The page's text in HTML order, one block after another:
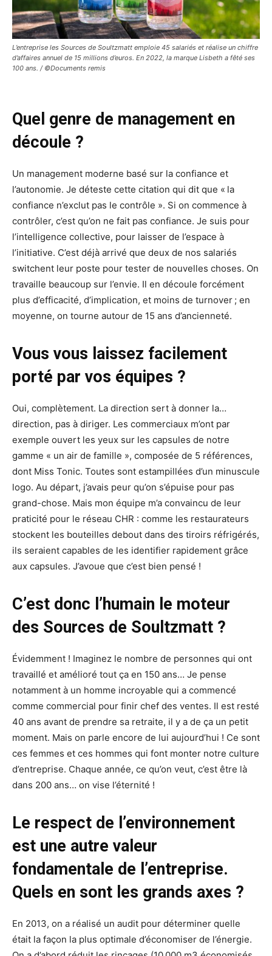
L’entreprise les Sources de Soultzmatt emploie 45 salariés et réalise un chiffre
d’affaires annuel de 15 millions d’euros. En 2022, la marque Lisbeth a fêté ses
100 ans. / ©Documents remis
Quel genre de management en
découle ?
Un management moderne basé sur la confiance et
l’autonomie. Je déteste cette citation qui dit que « la
confiance n’exclut pas le contrôle ». Si on commence à
contrôler, c’est qu’on ne fait pas confiance. Je suis pour
l’intelligence collective, pour laisser de l’espace à
l’initiative. C’est déjà arrivé que deux de nos salariés
switchent leur poste pour tester de nouvelles choses. On
travaille beaucoup sur l’envie. Il en découle forcément
plus d’efficacité, d’implication, et moins de turnover ; en
moyenne, on tourne autour de 15 ans d’ancienneté.
Vous vous laissez facilement
porté par vos équipes ?
Oui, complètement. La direction sert à donner la…
direction, pas à diriger. Les commerciaux m’ont par
exemple ouvert les yeux sur les capsules de notre
gamme « un air de famille », composée de 5 références,
dont Miss Tonic. Toutes sont estampillées d’un minuscule
logo. Au départ, j’avais peur qu’on s’épuise pour pas
grand-chose. Mais mon équipe m’a convaincu de leur
praticité pour le réseau CHR : comme les restaurateurs
stockent les bouteilles debout dans des tiroirs réfrigérés,
ils seraient capables de les identifier rapidement grâce
aux capsules. J’avoue que c’est bien pensé !
C’est donc l’humain le moteur
des Sources de Soultzmatt ?
Évidemment ! Imaginez le nombre de personnes qui ont
travaillé et amélioré tout ça en 150 ans… Je pense
notamment à un homme incroyable qui a commencé
comme commercial pour finir chef des ventes. Il est resté
40 ans avant de prendre sa retraite, il y a de ça un petit
moment. Mais on parle encore de lui aujourd’hui ! Ce sont
ces femmes et ces hommes qui font monter notre culture
d’entreprise. Chaque année, ce qu’on veut, c’est être là
dans 200 ans… on vise l’éternité !
Le respect de l’environnement
est une autre valeur
fondamentale de l’entreprise.
Quels en sont les grands axes ?
En 2013, on a réalisé un audit pour déterminer quelle
était la façon la plus optimale d’économiser de l’énergie.